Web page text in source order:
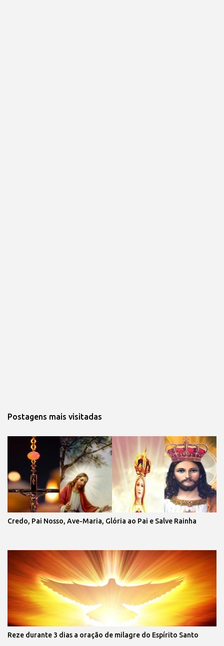
Postagens mais visitadas
Credo, Pai Nosso, Ave-Maria, Glória ao Pai e Salve Rainha
Reze durante 3 dias a oração de milagre do Espírito Santo